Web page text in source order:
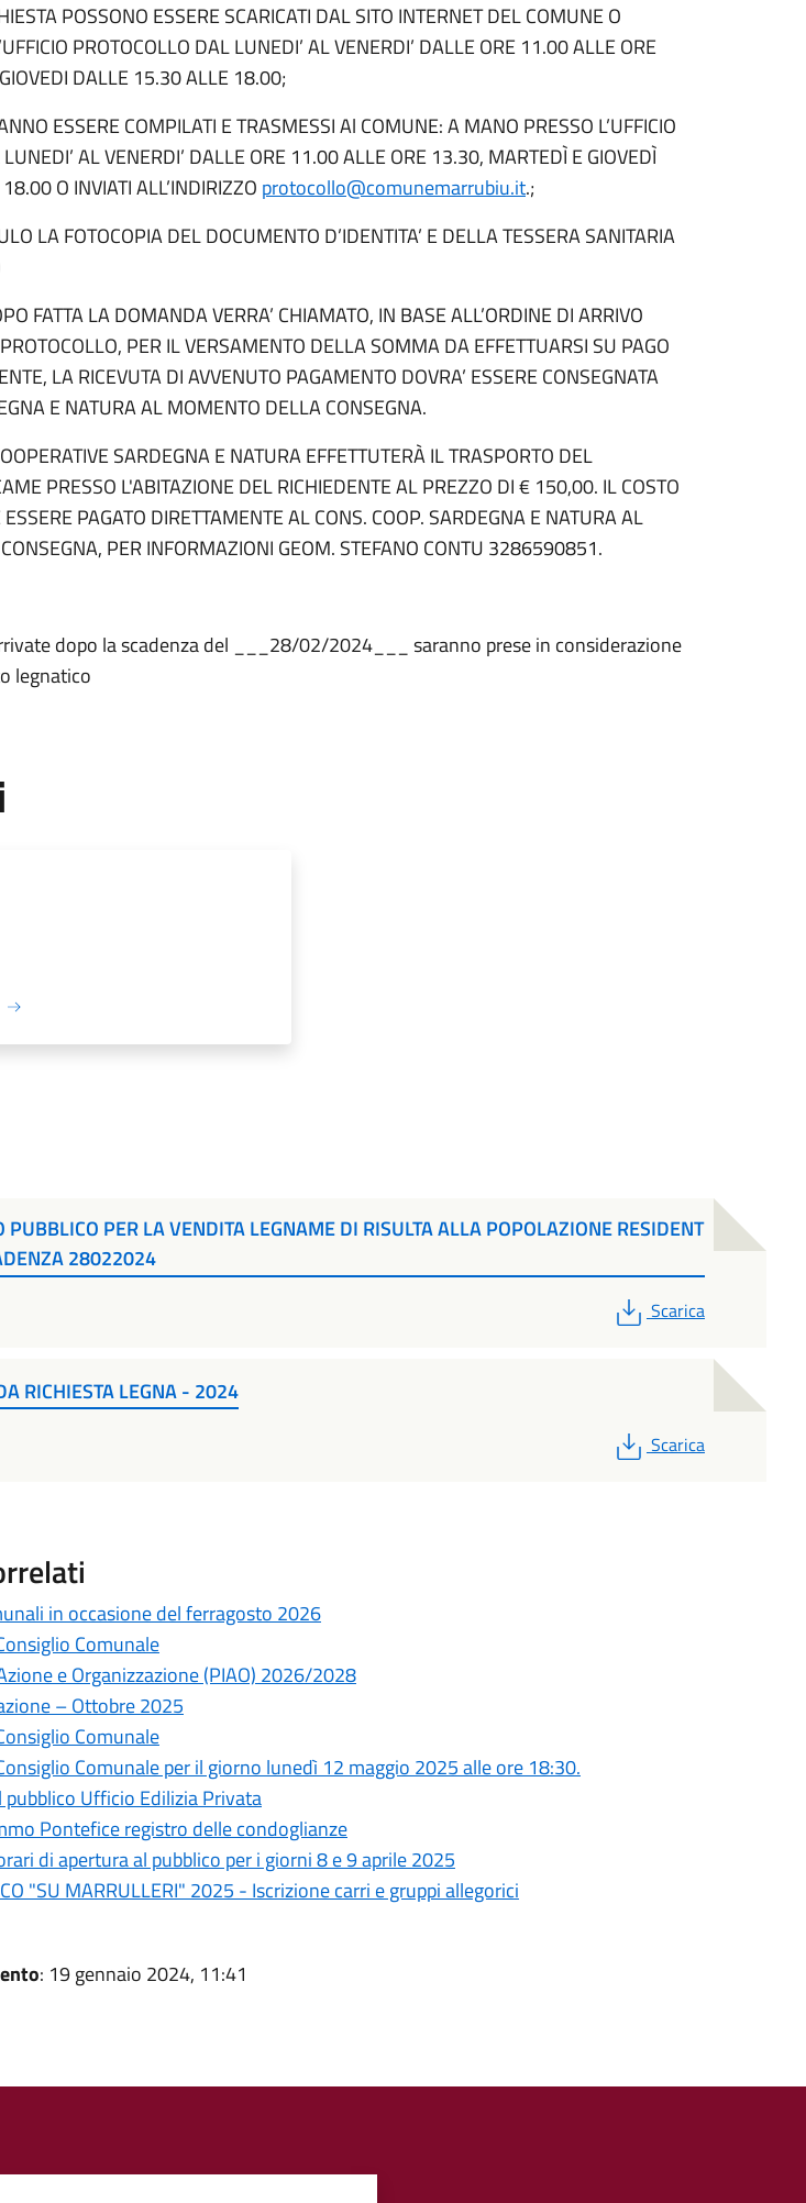
POSSONO ESSERE SCARICATI DAL SITO INTERNET DEL COMUNE O
PROTOCOLLO DAL LUNEDI’ AL VENERDI’ DALLE ORE 11.00 ALLE ORE
DALLE 15.30 ALLE 18.00;
ESSERE COMPILATI E TRASMESSI Al COMUNE: A MANO PRESSO L’UFFICIO
AL VENERDI’ DALLE ORE 11.00 ALLE ORE 13.30, MARTEDÌ E GIOVEDÌ
O INVIATI ALL’INDIRIZZO protocollo@comunemarrubiu.it.;
LA FOTOCOPIA DEL DOCUMENTO D’IDENTITA’ E DELLA TESSERA SANITARIA
FATTA LA DOMANDA VERRA’ CHIAMATO, IN BASE ALL’ORDINE DI ARRIVO
PER IL VERSAMENTO DELLA SOMMA DA EFFETTUARSI SU PAGO
LA RICEVUTA DI AVVENUTO PAGAMENTO DOVRA’ ESSERE CONSEGNATA
E NATURA AL MOMENTO DELLA CONSEGNA.
SARDEGNA E NATURA EFFETTUTERÀ IL TRASPORTO DEL
PRESSO L'ABITAZIONE DEL RICHIEDENTE AL PREZZO DI € 150,00. IL COSTO
PAGATO DIRETTAMENTE AL CONS. COOP. SARDEGNA E NATURA AL
PER INFORMAZIONI GEOM. STEFANO CONTU 3286590851.
dopo la scadenza del ___28/02/2024___ saranno prese in considerazione
legnatico
PUBBLICO PER LA VENDITA LEGNAME DI RISULTA ALLA POPOLAZIONE RESIDENT
28022024
PDF
Scarica
RICHIESTA LEGNA - 2024
PDF
Scarica
in occasione del ferragosto 2026
Comunale
e Organizzazione (PIAO) 2026/2028
– Ottobre 2025
Comunale
Comunale per il giorno lunedì 12 maggio 2025 alle ore 18:30.
Ufficio Edilizia Privata
Pontefice registro delle condoglianze
di apertura al pubblico per i giorni 8 e 9 aprile 2025
"SU MARRULLERI" 2025 - Iscrizione carri e gruppi allegorici
: 19 gennaio 2024, 11:41